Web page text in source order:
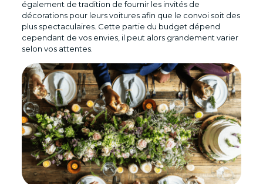
également de tradition de fournir les invités de
décorations pour leurs voitures afin que le convoi soit des
plus spectaculaires. Cette partie du budget dépend
cependant de vos envies, il peut alors grandement varier
selon vos attentes.